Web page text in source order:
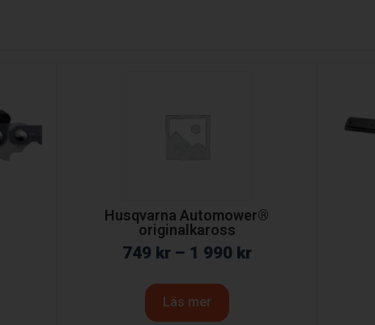
Husqvarna Automower®
originalkaross
749 kr – 1 990 kr
Läs mer